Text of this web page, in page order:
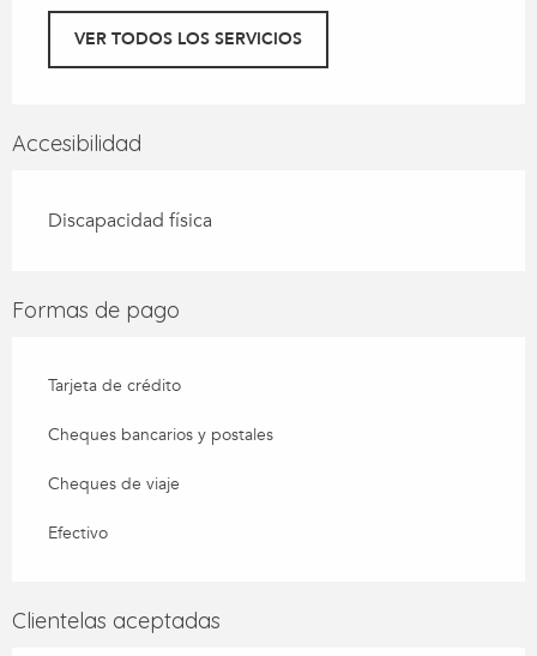
VER TODOS LOS SERVICIOS
Accesibilidad
Discapacidad física
Formas de pago
Tarjeta de crédito
Cheques bancarios y postales
Cheques de viaje
Efectivo
Clientelas aceptadas